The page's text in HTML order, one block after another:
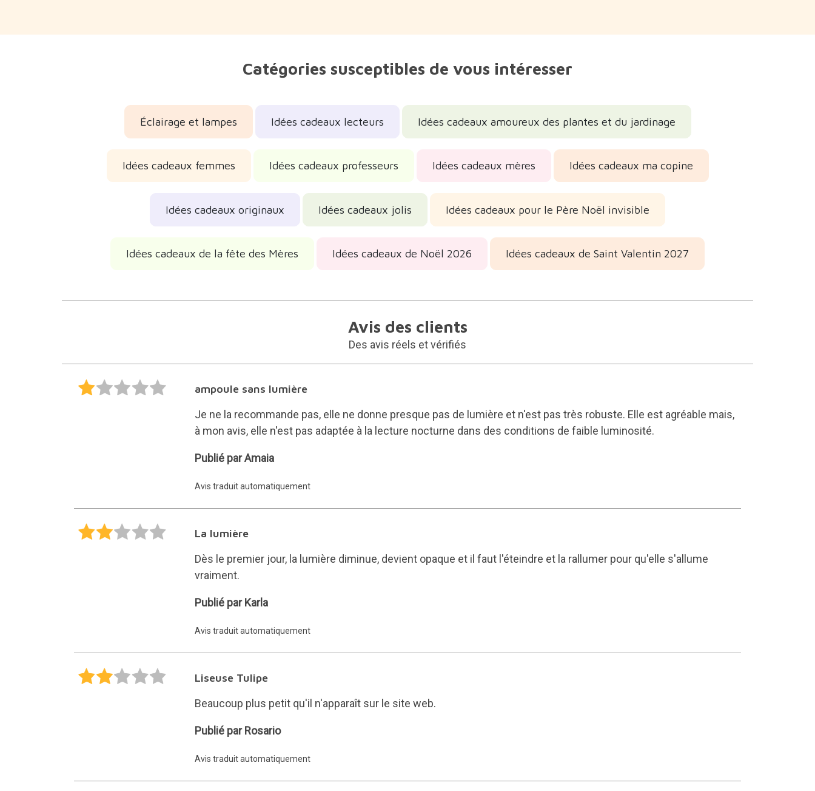
Catégories susceptibles de vous intéresser
Éclairage et lampes Idées cadeaux lecteurs Idées cadeaux amoureux des plantes et du jardinage
Idées cadeaux femmes Idées cadeaux professeurs Idées cadeaux mères Idées cadeaux ma copine
Idées cadeaux originaux Idées cadeaux jolis Idées cadeaux pour le Père Noël invisible
Idées cadeaux de la fête des Mères Idées cadeaux de Noël 2026 Idées cadeaux de Saint Valentin 2027
Avis des clients
Des avis réels et vérifiés
ampoule sans lumière
Je ne la recommande pas, elle ne donne presque pas de lumière et n'est pas très robuste. Elle est agréable mais,
à mon avis, elle n'est pas adaptée à la lecture nocturne dans des conditions de faible luminosité.
Amaia
Publié par Amaia
Avis traduit automatiquement
La lumière
Dès le premier jour, la lumière diminue, devient opaque et il faut l'éteindre et la rallumer pour qu'elle s'allume
vraiment.
Karla
Publié par Karla
Avis traduit automatiquement
Liseuse Tulipe
Beaucoup plus petit qu'il n'apparaît sur le site web.
Rosario
Publié par Rosario
Avis traduit automatiquement